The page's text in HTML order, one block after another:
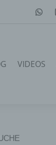
VIDEOS